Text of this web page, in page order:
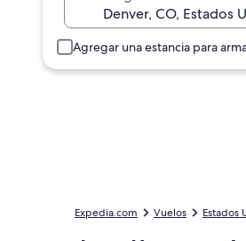
Agregar una estancia para
Expedia.com Vuelos Estados